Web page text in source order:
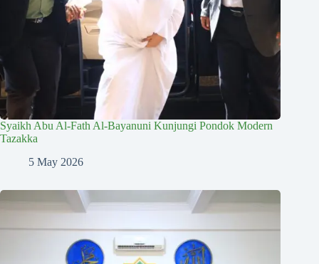
Syaikh Abu Al-Fath Al-Bayanuni Kunjungi Pondok Modern
Tazakka
5 May 2026